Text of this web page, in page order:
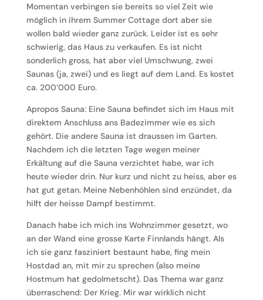
Momentan verbingen sie bereits so viel Zeit wie
möglich in ihrem Summer Cottage dort aber sie
wollen bald wieder ganz zurück. Leider ist es sehr
schwierig, das Haus zu verkaufen. Es ist nicht
sonderlich gross, hat aber viel Umschwung, zwei
Saunas (ja, zwei) und es liegt auf dem Land. Es kostet
ca. 200’000 Euro.
Apropos Sauna: Eine Sauna befindet sich im Haus mit
direktem Anschluss ans Badezimmer wie es sich
gehört. Die andere Sauna ist draussen im Garten.
Nachdem ich die letzten Tage wegen meiner
Erkältung auf die Sauna verzichtet habe, war ich
heute wieder drin. Nur kurz und nicht zu heiss, aber es
hat gut getan. Meine Nebenhöhlen sind enzündet, da
hilft der heisse Dampf bestimmt.
Danach habe ich mich ins Wohnzimmer gesetzt, wo
an der Wand eine grosse Karte Finnlands hängt. Als
ich sie ganz fasziniert bestaunt habe, fing mein
Hostdad an, mit mir zu sprechen (also meine
Hostmum hat gedolmetscht). Das Thema war ganz
überraschend: Der Krieg. Mir war wirklich nicht